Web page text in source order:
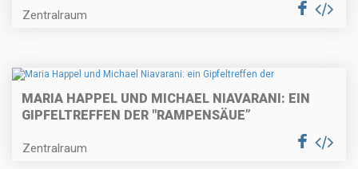
Zentralraum
MARIA HAPPEL UND MICHAEL NIAVARANI: EIN
GIPFELTREFFEN DER "RAMPENSÄUE”
Zentralraum